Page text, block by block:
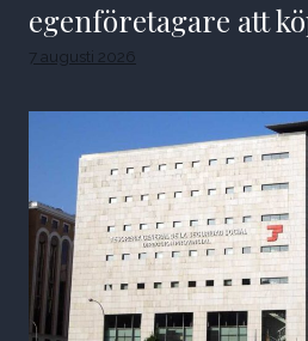
egenföretagare att
7 augusti 2026